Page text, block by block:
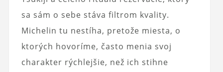
sa sám o sebe stáva filtrom kvality.
Michelin tu nestíha, pretože miesta, o
ktorých hovoríme, často menia svoj
charakter rýchlejšie, než ich stihne